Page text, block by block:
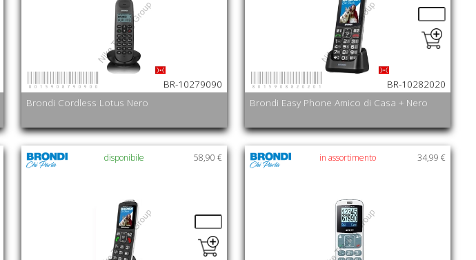
Brondi Cordless Lotus Nero
BR-10279090
8015908790900
Brondi Easy Phone Amico di Casa + Nero
BR-10282020
8015908820201
58,90 €
disponibile 34,99 €
in assortimento